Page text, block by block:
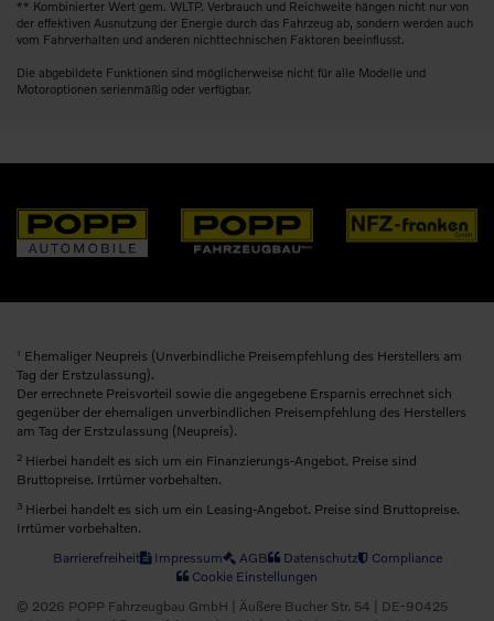
** Kombinierter Wert gem. WLTP. Verbrauch und Reichweite hängen nicht nur von
der effektiven Ausnutzung der Energie durch das Fahrzeug ab, sondern werden auch
vom Fahrverhalten und anderen nichttechnischen Faktoren beeinflusst.
Die abgebildete Funktionen sind möglicherweise nicht für alle Modelle und
Motoroptionen serienmäßig oder verfügbar.
1 Ehemaliger Neupreis (Unverbindliche Preisempfehlung des Herstellers am
Tag der Erstzulassung).
Der errechnete Preisvorteil sowie die angegebene Ersparnis errechnet sich
gegenüber der ehemaligen unverbindlichen Preisempfehlung des Herstellers
am Tag der Erstzulassung (Neupreis).
2 Hierbei handelt es sich um ein Finanzierungs-Angebot. Preise sind
Bruttopreise. Irrtümer vorbehalten.
3 Hierbei handelt es sich um ein Leasing-Angebot. Preise sind Bruttopreise.
Irrtümer vorbehalten.
Barrierefreiheit
Impressum AGB Datenschutz
Compliance
Cookie Einstellungen
© 2026 POPP Fahrzeugbau GmbH | Äußere Bucher Str. 54 | DE-90425